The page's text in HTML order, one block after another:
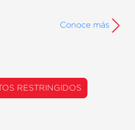
Conoce más
RESTRINGIDOS